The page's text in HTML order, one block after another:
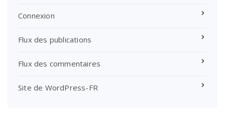
Connexion
Flux des publications
Flux des commentaires
Site de WordPress-FR